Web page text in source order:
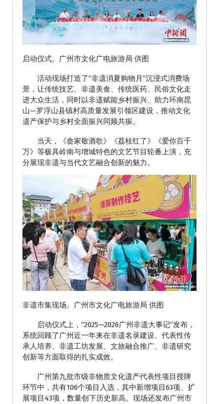
启动仪式。广州市文化广电旅游局 供图
活动现场打造了“非遗消夏购物月”沉浸式消费场
景，让传统技艺、非遗美食、传统医药、民俗文化走
进大众生活，同时以非遗赋能乡村振兴、助力环南昆
山—罗浮山县镇村高质量发展引领区建设，推动文化
遗产保护与乡村全面振兴同频共振。
当天，《畲家敬酒歌》《荔枝红了》《爱你百千
万》等极具岭南与增城特色的文艺节目轮番上演，充
分展现非遗与当代文艺融合创新的魅力。
非遗市集现场。广州市文化广电旅游局 供图
启动仪式上，“2025—2026广州非遗大事记”发布，
系统回顾了广州近一年来在非遗名录建设、代表性传
承人培养、非遗工坊发展、文旅融合推广、非遗研究
创新等方面取得的扎实成效。
广州第九批市级非物质文化遗产代表性项目授牌
环节中，共有106个项目入选，其中新增项目63项、扩
展项目43项，数量创下历史新高。现场还发布广州市